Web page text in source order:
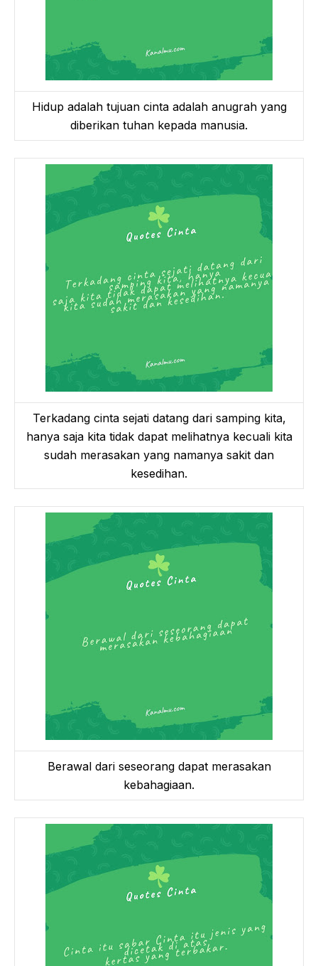
Hidup adalah tujuan cinta adalah anugrah yang
diberikan tuhan kepada manusia.
Terkadang cinta sejati datang dari samping kita,
hanya saja kita tidak dapat melihatnya kecuali kita
sudah merasakan yang namanya sakit dan
kesedihan.
Berawal dari seseorang dapat merasakan
kebahagiaan.